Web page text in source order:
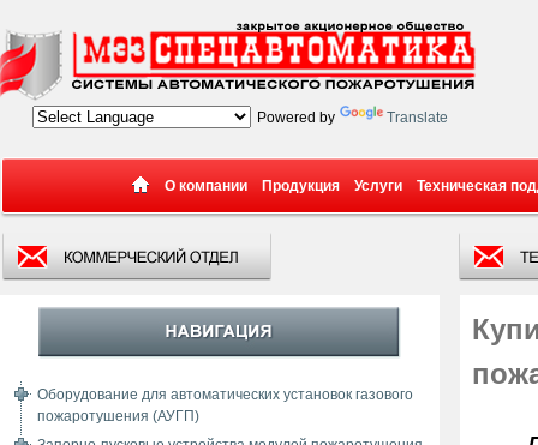
Powered by Translate
О компании Продукция Услуги Техническая
Оборудование для автоматических установок газового
пожаротушения (АУГП)